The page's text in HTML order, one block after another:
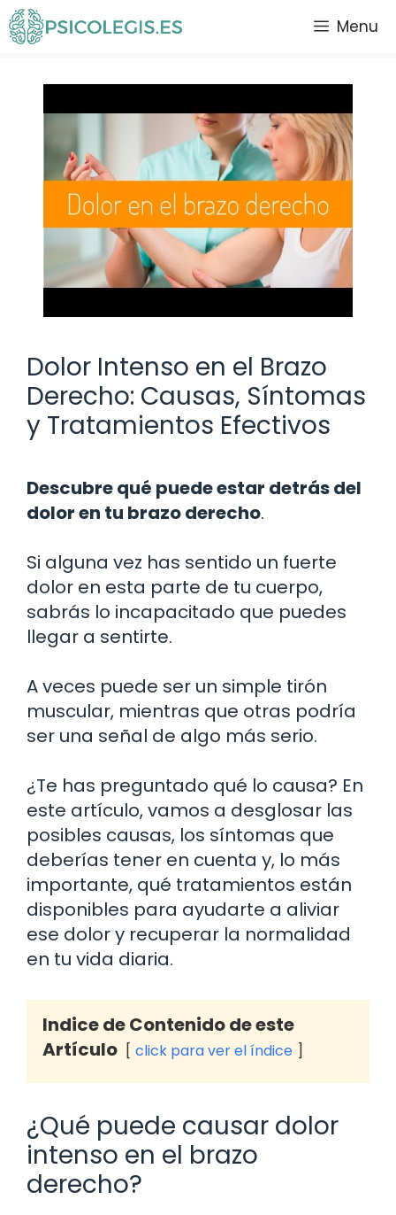
Saltar
al
Menu
Dolor Intenso en el Brazo
Derecho: Causas, Síntomas
y Tratamientos Efectivos
Descubre qué puede estar detrás del
dolor en tu brazo derecho.
Si alguna vez has sentido un fuerte
dolor en esta parte de tu cuerpo,
sabrás lo incapacitado que puedes
llegar a sentirte.
A veces puede ser un simple tirón
muscular, mientras que otras podría
ser una señal de algo más serio.
¿Te has preguntado qué lo causa? En
este artículo, vamos a desglosar las
posibles causas, los síntomas que
deberías tener en cuenta y, lo más
importante, qué tratamientos están
disponibles para ayudarte a aliviar
ese dolor y recuperar la normalidad
en tu vida diaria.
Indice de Contenido de este
Artículo
click para ver el índice
¿Qué puede causar dolor
intenso en el brazo
derecho?